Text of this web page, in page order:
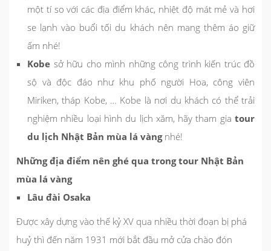
một tí so với các địa điểm khác, nhiệt độ mát mẻ và hơi
se lạnh vào buổi tối du khách nên mang thêm áo giữ
ấm nhé!
Kobe sở hữu cho mình những công trình kiến trúc đồ
sộ và độc đáo như khu phố người Hoa, công viên
Miriken, tháp Kobe, … Kobe là nơi du khách có thể trải
nghiệm nhiều loại hình du lịch xăm, hãy tham gia tour
du lịch Nhật Bản mùa lá vàng nhé!
Những địa điểm nên ghé qua trong tour Nhật Bản
mùa lá vàng
Lâu đài Osaka
Được xây dựng vào thế kỷ XV qua nhiều thời đoạn bị phá
huỷ thì đến năm 1931 mới bắt đầu mở cửa chào đón